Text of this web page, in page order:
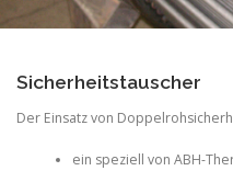
SPRACHE
Sicherheitstauscher
Der Einsatz von
ein speziell von ABH-